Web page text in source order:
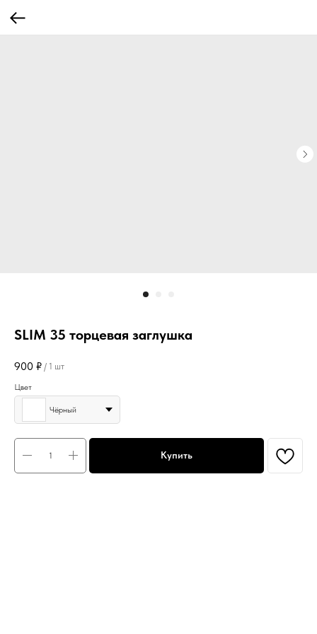
SLIM 35 торцевая заглушка
900 ₽ / 1 шт
Цвет
Чёрный
Купить